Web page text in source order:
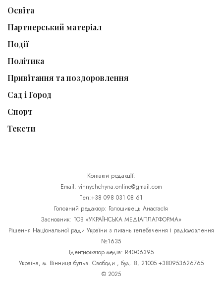
Освіта
Партнерський матеріал
Події
Політика
Привітання та поздоровлення
Сад і Город
Спорт
Тексти
Контакти редакції:
Email: vinnychchyna.online@gmail.com
Тел:+38 098 031 08 61
Головний редактор: Голошивець Анастасія
Засновник: ТОВ «УКРАЇНСЬКА МЕДІАПЛАТФОРМА»
Рішення Національної ради України з питань телебачення і радіомовлення
№1635
Ідентифікатор медіа: R40-06395
Україна, м. Вінниця бульв. Свободи , буд. 8, 21005 +380953626765
© 2025